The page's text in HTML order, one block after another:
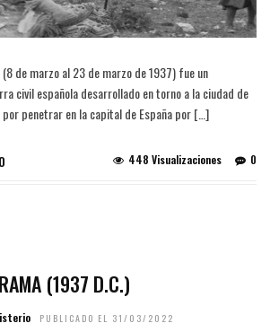
de marzo al 23 de marzo de 1937) fue un
civil española desarrollado en torno a la ciudad de
por penetrar en la capital de España por […]
0
448 Visualizaciones
(1937 D.C.)
PUBLICADO EL 31/03/2022